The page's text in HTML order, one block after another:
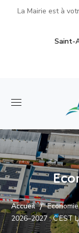
La Mairie est à
Saint-
Accueil
2026–2027 : C’EST